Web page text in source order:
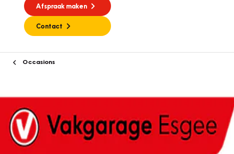
Afspraak maken
Contact
Occasions